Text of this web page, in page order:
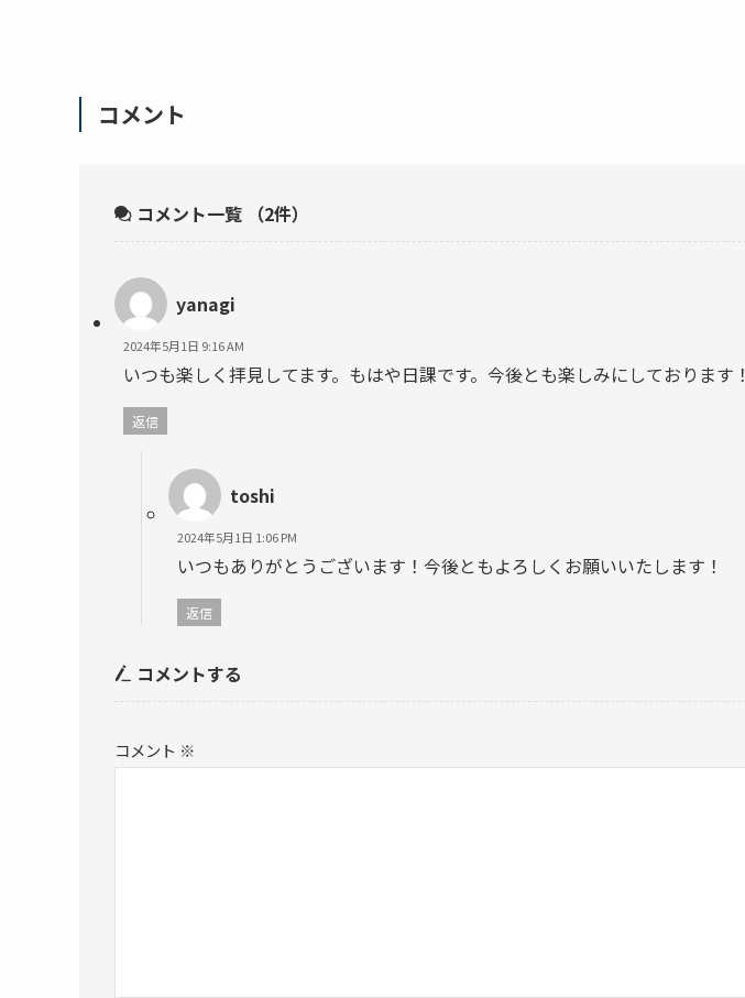
コメント
コメント一覧 （2件）
yanagi
2024年5月1日 9:16 AM
いつも楽しく拝見してます。もはや日課です。今後とも楽しみにしております！
返信
toshi
2024年5月1日 1:06 PM
いつもありがとうございます！今後ともよろしくお願いいたします！
返信
コメントする
コメント ※